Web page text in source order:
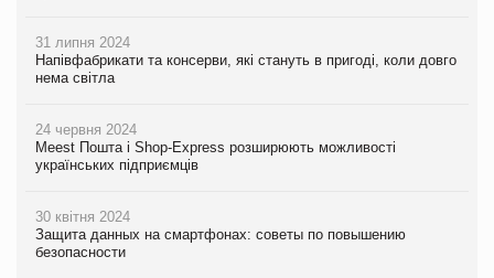
31 липня 2024
Напівфабрикати та консерви, які стануть в пригоді, коли довго
нема світла
24 червня 2024
Meest Пошта і Shop-Express розширюють можливості
українських підприємців
30 квітня 2024
Защита данных на смартфонах: советы по повышению
безопасности